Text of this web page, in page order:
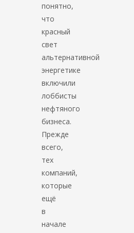
понятно,
что
красный
свет
альтернативной
энергетике
включили
лоббисты
нефтяного
бизнеса.
Прежде
всего,
тех
компаний,
которые
ещё
в
начале